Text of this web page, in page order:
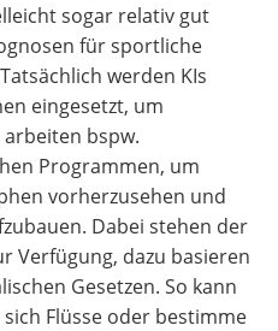
sogar relativ gut
für sportliche
werden KIs
eingesetzt, um
arbeiten bspw.
Programmen, um
vorherzusehen und
Dabei stehen der
Verfügung, dazu basieren
Gesetzen. So kann
Flüsse oder bestimme